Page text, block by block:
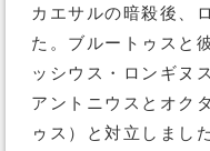
カエサルの暗殺後、
た。ブルートゥスと
ッシウス・ロンギヌ
アントニウスとオク
ゥス）と対立しまし